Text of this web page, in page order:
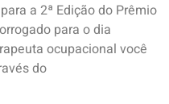
a 2ª Edição do Prêmio
para o dia
ocupacional você
do